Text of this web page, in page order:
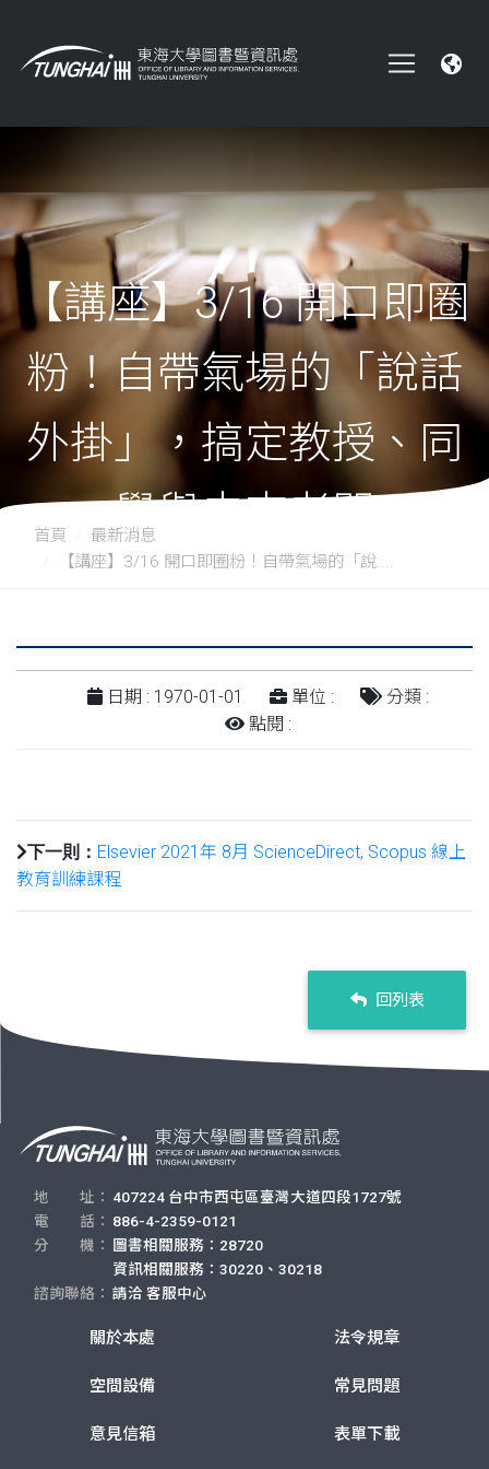
【講座】3/16 開口即圈
粉！自帶氣場的「說話
外掛」，搞定教授、同
學與未來老闆
首頁
最新消息
【講座】3/16 開口即圈粉！自帶氣場的「說....
日期 : 1970-01-01 單位 :
分類 :
點閱 :
下一則： Elsevier 2021年 8月 ScienceDirect, Scopus 線上
教育訓練課程
回列表
地 址： 407224 台中市西屯區臺灣大道四段1727號
電 話： 886-4-2359-0121
分 機：
圖書相關服務：28720
資訊相關服務：30220、30218
諮詢聯絡： 請洽 客服中心
關於本處
空間設備
意見信箱
法令規章
常見問題
表單下載